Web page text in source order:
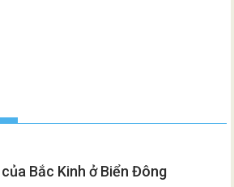
Bắc Kinh ở Biển Đông